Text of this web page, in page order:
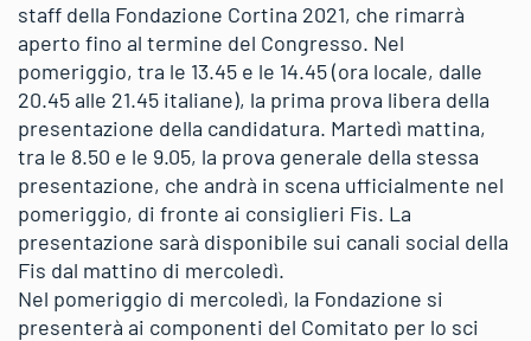
staff della Fondazione Cortina 2021, che rimarrà
aperto fino al termine del Congresso. Nel
pomeriggio, tra le 13.45 e le 14.45 (ora locale, dalle
20.45 alle 21.45 italiane), la prima prova libera della
presentazione della candidatura. Martedì mattina,
tra le 8.50 e le 9.05, la prova generale della stessa
presentazione, che andrà in scena ufficialmente nel
pomeriggio, di fronte ai consiglieri Fis. La
presentazione sarà disponibile sui canali social della
Fis dal mattino di mercoledì.
Nel pomeriggio di mercoledì, la Fondazione si
presenterà ai componenti del Comitato per lo sci